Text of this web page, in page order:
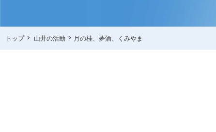
トップ 山井の活動 月の桂、夢酒、くみやま